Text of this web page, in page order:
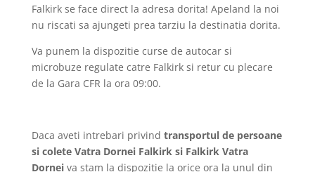
Falkirk se face direct la adresa dorita! Apeland la noi
nu riscati sa ajungeti prea tarziu la destinatia dorita.
Va punem la dispozitie curse de autocar si
microbuze regulate catre Falkirk si retur cu plecare
de la Gara CFR la ora 09:00.
Daca aveti intrebari privind transportul de persoane
si colete Vatra Dornei Falkirk si Falkirk Vatra
Dornei va stam la dispozitie la orice ora la unul din